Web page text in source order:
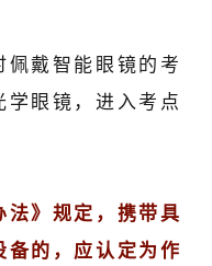
戴智能眼镜的考
学眼镜，进入考点
法》规定，携带具
备的，应认定为作